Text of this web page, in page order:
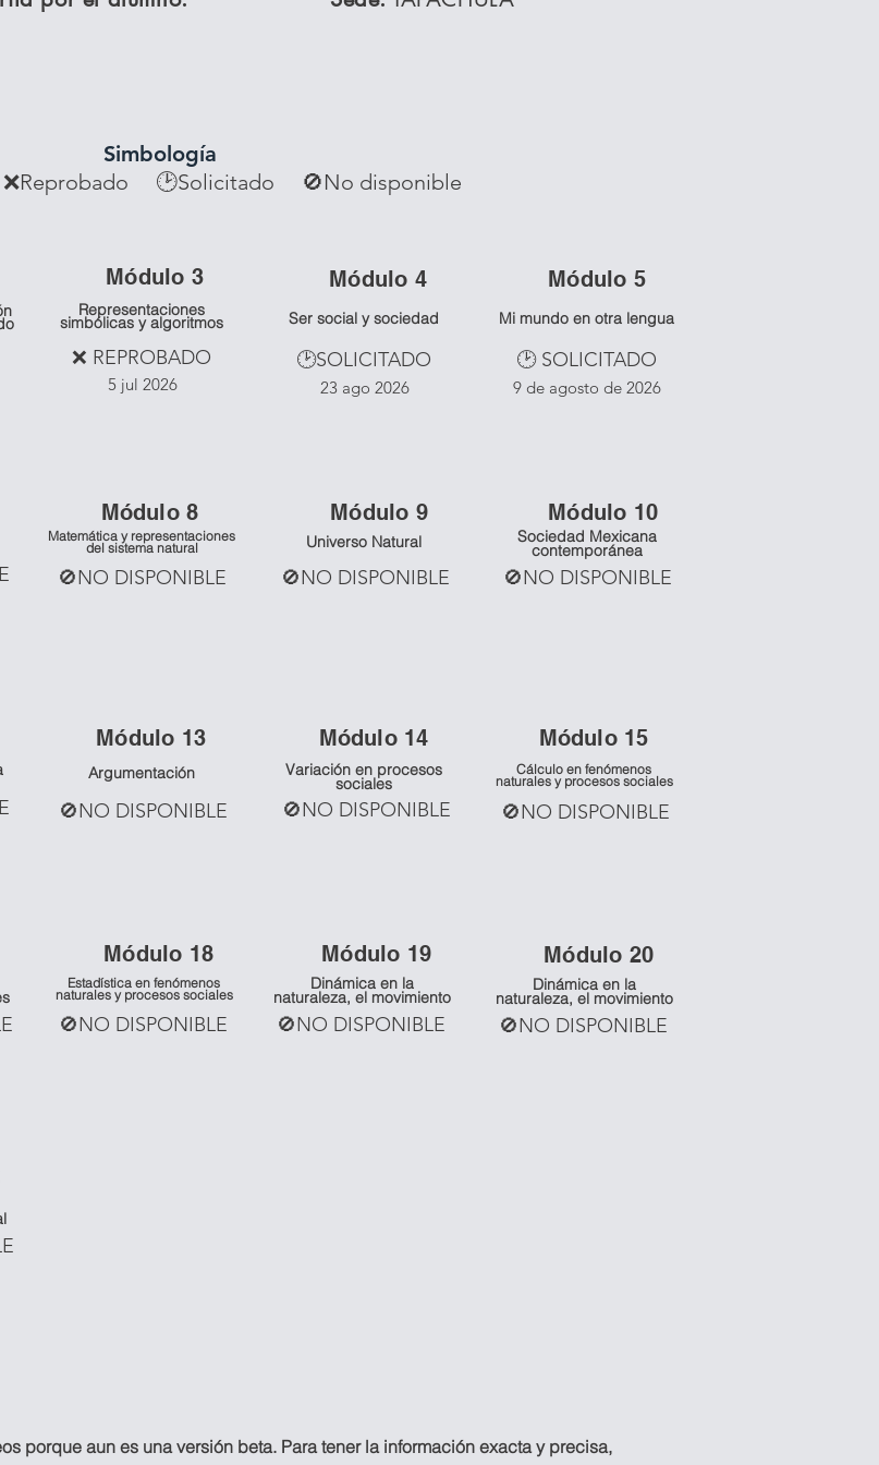
Simbología
🕑Solicitado 🚫No disponible
Módulo 3
Representaciones
simbólicas y algoritmos
❌ REPROBADO
5 jul 2026
Módulo 4
Ser social y sociedad
🕑SOLICITADO
23 ago 2026
Módulo 5
Mi mundo en otra lengua
🕑 SOLICITADO
9 de agosto de 2026
Matemática y representaciones
del sistema natural
Módulo 8
🚫NO DISPONIBLE
Universo Natural
Módulo 9
🚫NO DISPONIBLE
Sociedad Mexicana
contemporánea
Módulo 10
🚫NO DISPONIBLE
Argumentación
Módulo 13
🚫NO DISPONIBLE
Variación en procesos
sociales
Módulo 14
🚫NO DISPONIBLE
Cálculo en fenómenos
naturales y procesos sociales
Módulo 15
🚫NO DISPONIBLE
Estadística en fenómenos
naturales y procesos sociales
Módulo 18
🚫NO DISPONIBLE
Dinámica en la
naturaleza, el movimiento
Módulo 19
🚫NO DISPONIBLE
Dinámica en la
naturaleza, el movimiento
Módulo 20
🚫NO DISPONIBLE
porque aun es una versión beta. Para tener la información exacta y precisa,